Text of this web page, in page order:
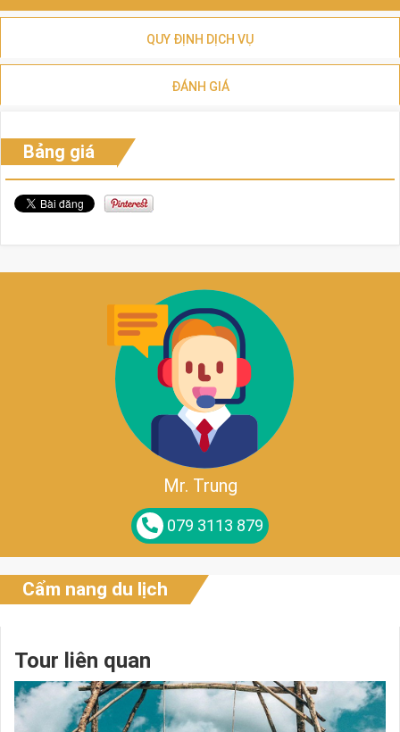
QUY ĐỊNH DỊCH VỤ
ĐÁNH GIÁ
Bảng giá
Mr. Trung
079 3113 879
Cẩm nang du lịch
Tour liên quan